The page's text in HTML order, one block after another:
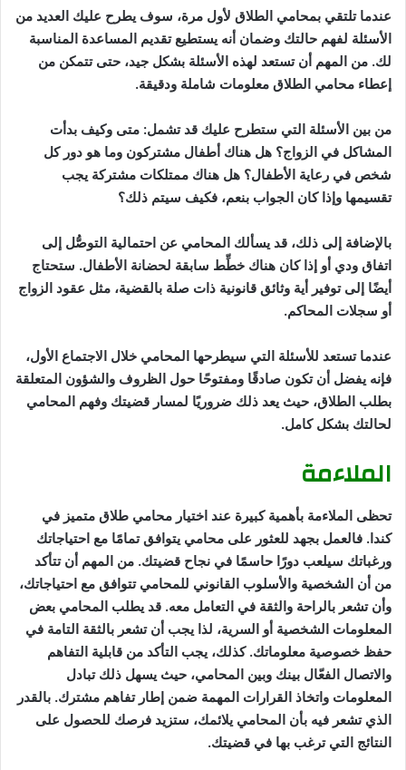
عندما تلتقي بمحامي الطلاق لأول مرة، سوف يطرح عليك العديد من
الأسئلة لفهم حالتك وضمان أنه يستطيع تقديم المساعدة المناسبة
لك. من المهم أن تستعد لهذه الأسئلة بشكل جيد، حتى تتمكن من
إعطاء محامي الطلاق معلومات شاملة ودقيقة.
من بين الأسئلة التي ستطرح عليك قد تشمل: متى وكيف بدأت
المشاكل في الزواج؟ هل هناك أطفال مشتركون وما هو دور كل
شخص في رعاية الأطفال؟ هل هناك ممتلكات مشتركة يجب
تقسيمها وإذا كان الجواب بنعم، فكيف سيتم ذلك؟
بالإضافة إلى ذلك، قد يسألك المحامي عن احتمالية التوصُّل إلى
اتفاق ودي أو إذا كان هناك خطِّط سابقة لحضانة الأطفال. ستحتاج
أيضًا إلى توفير أية وثائق قانونية ذات صلة بالقضية، مثل عقود الزواج
أو سجلات المحاكم.
عندما تستعد للأسئلة التي سيطرحها المحامي خلال الاجتماع الأول،
فإنه يفضل أن تكون صادقًا ومفتوحًا حول الظروف والشؤون المتعلقة
بطلب الطلاق، حيث يعد ذلك ضروريًا لمسار قضيتك وفهم المحامي
لحالتك بشكل كامل.
الملاءمة
تحظى الملاءمة بأهمية كبيرة عند اختيار محامي طلاق متميز في
كندا. فالعمل بجهد للعثور على محامي يتوافق تمامًا مع احتياجاتك
ورغباتك سيلعب دورًا حاسمًا في نجاح قضيتك. من المهم أن تتأكد
من أن الشخصية والأسلوب القانوني للمحامي تتوافق مع احتياجاتك،
وأن تشعر بالراحة والثقة في التعامل معه. قد يطلب المحامي بعض
المعلومات الشخصية أو السرية، لذا يجب أن تشعر بالثقة التامة في
حفظ خصوصية معلوماتك. كذلك، يجب التأكد من قابلية التفاهم
والاتصال الفعّال بينك وبين المحامي، حيث يسهل ذلك تبادل
المعلومات واتخاذ القرارات المهمة ضمن إطار تفاهم مشترك. بالقدر
الذي تشعر فيه بأن المحامي يلائمك، ستزيد فرصك للحصول على
النتائج التي ترغب بها في قضيتك.